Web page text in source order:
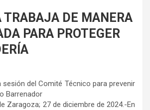
TRABAJA DE MANERA
PARA PROTEGER
sesión del Comité Técnico para prevenir
Barrenador
Zaragoza; 27 de diciembre de 2024.-En